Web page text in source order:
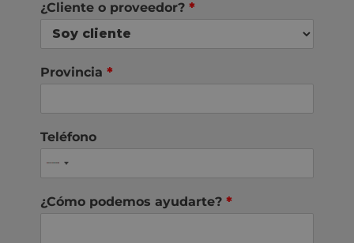
¿Cliente o proveedor? *
Provincia *
Teléfono
¿Cómo podemos ayudarte? *